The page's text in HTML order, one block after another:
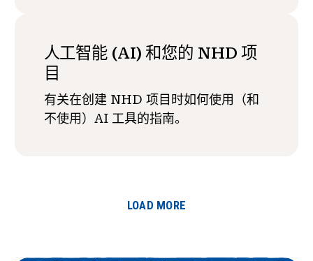
人工智能 (AI) 和您的 NHD 项
目
有关在创建 NHD 项目时如何使用（和
不使用）AI 工具的指南。
LOAD MORE